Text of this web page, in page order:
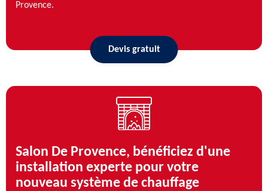
Provence.
Devis gratuit
Salon De Provence, bénéficiez d'une
installation experte pour votre
nouveau système de chauffage